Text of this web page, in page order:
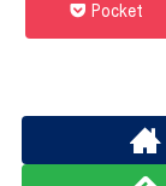
Pocket